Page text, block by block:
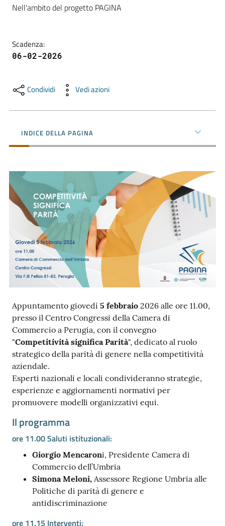
Promuovere
il
territorio
l'Impresa
Consumatore
L'Impresa
Digitale
Ac
ce
di
Re
gis
tra
ti
Seguici
su
Nell'ambito del progetto PAGINA
Scadenza:
06-02-2026
Condividi Vedi azioni
INDICE DELLA PAGINA
Appuntamento giovedì 5 febbraio 2026 alle ore 11.00,
presso il Centro Congressi della Camera di
Commercio a Perugia, con il convegno
"Competitività significa Parità", dedicato al ruolo
strategico della parità di genere nella competitività
aziendale.
Esperti nazionali e locali condivideranno strategie,
esperienze e aggiornamenti normativi per
promuovere modelli organizzativi equi.
Il programma
ore 11.00 Saluti istituzionali:
Giorgio Mencaroni, Presidente Camera di
Commercio dell’Umbria
Simona Meloni, Assessore Regione Umbria alle
Politiche di parità di genere e
antidiscriminazione
ore 11.15 Interventi: